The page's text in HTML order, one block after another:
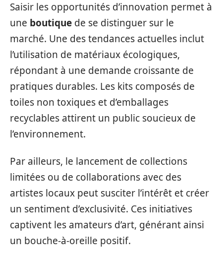
Saisir les opportunités d’innovation permet à
une boutique de se distinguer sur le
marché. Une des tendances actuelles inclut
l’utilisation de matériaux écologiques,
répondant à une demande croissante de
pratiques durables. Les kits composés de
toiles non toxiques et d’emballages
recyclables attirent un public soucieux de
l’environnement.
Par ailleurs, le lancement de collections
limitées ou de collaborations avec des
artistes locaux peut susciter l’intérêt et créer
un sentiment d’exclusivité. Ces initiatives
captivent les amateurs d’art, générant ainsi
un bouche-à-oreille positif.